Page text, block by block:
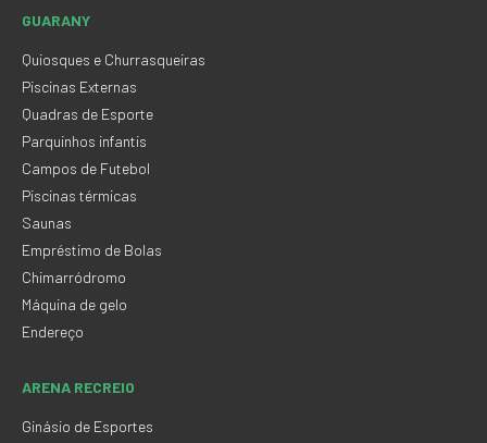
GUARANY
Quiosques e Churrasqueiras
Piscinas Externas
Quadras de Esporte
Parquinhos infantis
Campos de Futebol
Piscinas térmicas
Saunas
Empréstimo de Bolas
Chimarródromo
Máquina de gelo
Endereço
ARENA RECREIO
Ginásio de Esportes